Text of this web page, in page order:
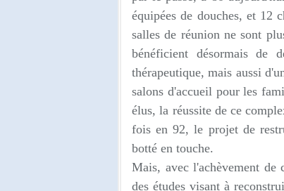
équipées de douches, et 12
salles de réunion ne sont
bénéficient désormais de
thérapeutique, mais aussi
salons d'accueil pour les
élus, la réussite de ce
fois en 92, le projet de
botté en touche.
Mais, avec l'achèvement de
des études visant à